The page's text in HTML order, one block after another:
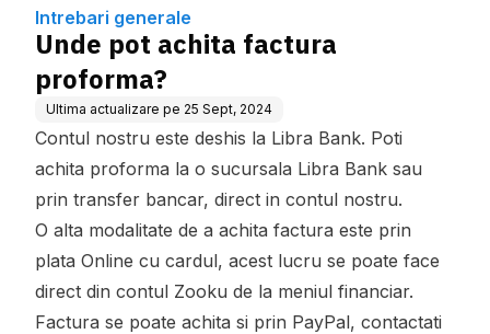
Intrebari generale
Unde pot achita factura
proforma?
Ultima actualizare pe 25 Sept, 2024
Contul nostru este deshis la Libra Bank. Poti
achita proforma la o sucursala Libra Bank sau
prin transfer bancar, direct in contul nostru.
O alta modalitate de a achita factura este prin
plata Online cu cardul, acest lucru se poate face
direct din contul Zooku de la meniul financiar.
Factura se poate achita si prin PayPal, contactati